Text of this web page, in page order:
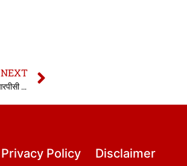
NEXT
सीआरपीसी की धारा 123 | 123 CrPC in hindi
Privacy Policy Disclaimer